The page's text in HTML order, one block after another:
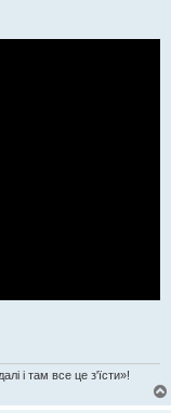
і там все це з'їсти»!